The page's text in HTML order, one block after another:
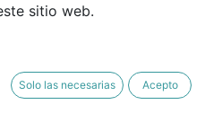
COMPRAR AHORA
sitio web.
Solo las necesarias Acepto